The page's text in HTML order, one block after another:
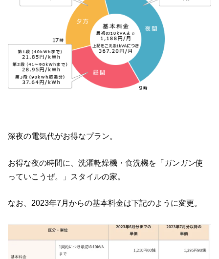
深夜の電気代がお得なプラン。
お得な夜の時間に、洗濯乾燥機・食洗機を「ガンガン使
っていこうぜ。」スタイルの家。
なお、2023年7月からの基本料金は下記のように変更。